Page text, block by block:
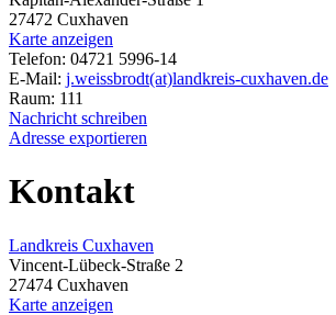
27472 Cuxhaven
Karte anzeigen
Telefon: 04721 5996-14
E-Mail: j.weissbrodt(at)landkreis-cuxhaven.de
Raum: 111
Nachricht schreiben
Adresse exportieren
Kontakt
Landkreis Cuxhaven
Vincent-Lübeck-Straße 2
27474 Cuxhaven
Karte anzeigen